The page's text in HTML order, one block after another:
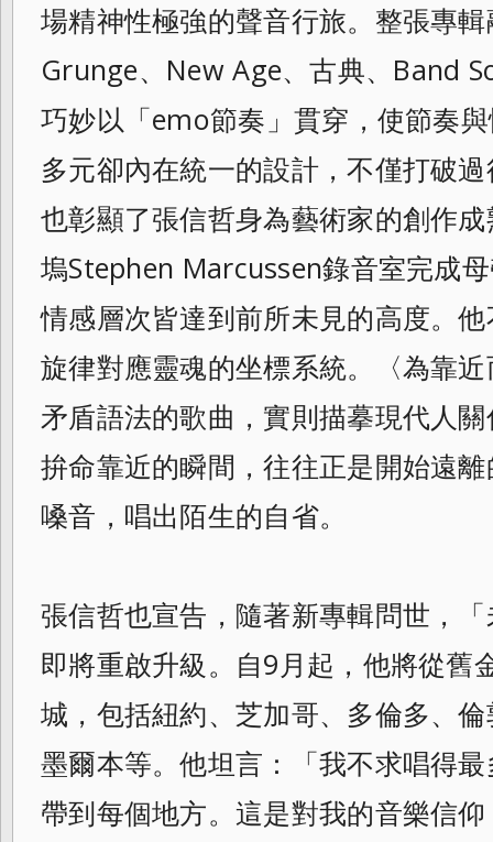
場精神性極強的聲音行旅。整張專
Grunge、New Age、古典、Band
巧妙以「emo節奏」貫穿，使節奏
多元卻內在統一的設計，不僅打破
也彰顯了張信哲身為藝術家的創作
塢Stephen Marcussen錄音室完成
情感層次皆達到前所未見的高度。
旋律對應靈魂的坐標系統。〈為靠
矛盾語法的歌曲，實則描摹現代人
拚命靠近的瞬間，往往正是開始遠
嗓音，唱出陌生的自省。
張信哲也宣告，隨著新專輯問世，
即將重啟升級。自9月起，他將從舊
城，包括紐約、芝加哥、多倫多、
墨爾本等。他坦言：「我不求唱得
帶到每個地方。這是對我的音樂信